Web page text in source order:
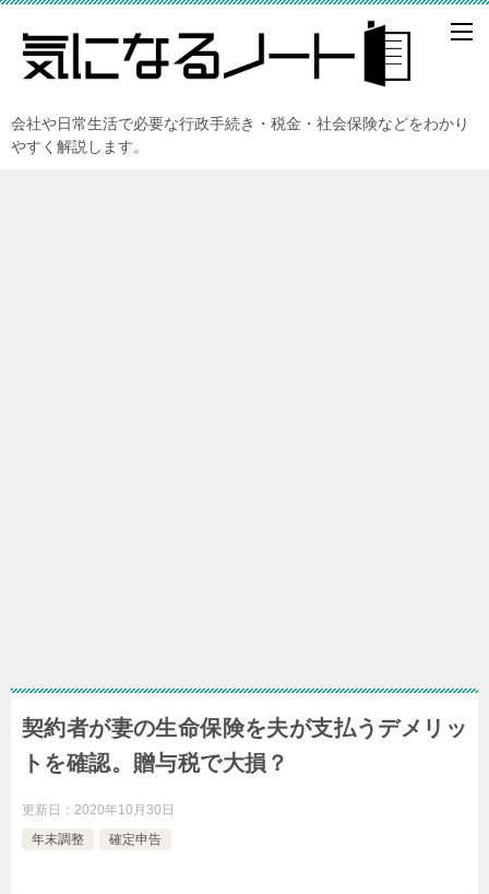
会社や日常生活で必要な行政手続き・税金・社会保険などをわかり
やすく解説します。
契約者が妻の生命保険を夫が支払うデメリッ
トを確認。贈与税で大損？
更新日： 2020年10月30日
年末調整
確定申告